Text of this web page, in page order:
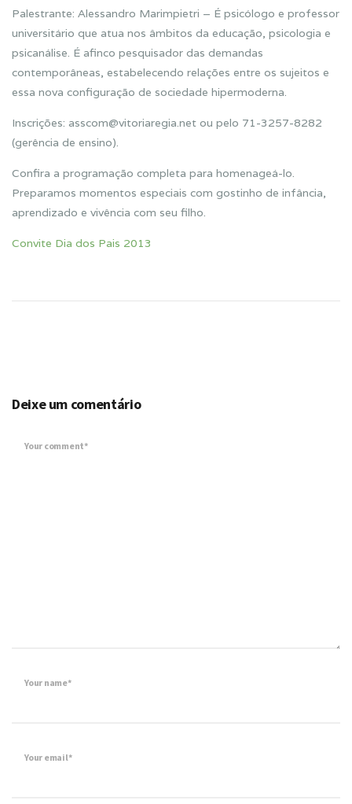
Palestrante: Alessandro Marimpietri – É psicólogo e professor
universitário que atua nos âmbitos da educação, psicologia e
psicanálise. É afinco pesquisador das demandas
contemporâneas, estabelecendo relações entre os sujeitos e
essa nova configuração de sociedade hipermoderna.
Inscrições: asscom@vitoriaregia.net ou pelo 71-3257-8282
(gerência de ensino).
Confira a programação completa para homenageá-lo.
Preparamos momentos especiais com gostinho de infância,
aprendizado e vivência com seu filho.
Convite Dia dos Pais 2013
Deixe um comentário
Your comment*
Your name*
Your email*